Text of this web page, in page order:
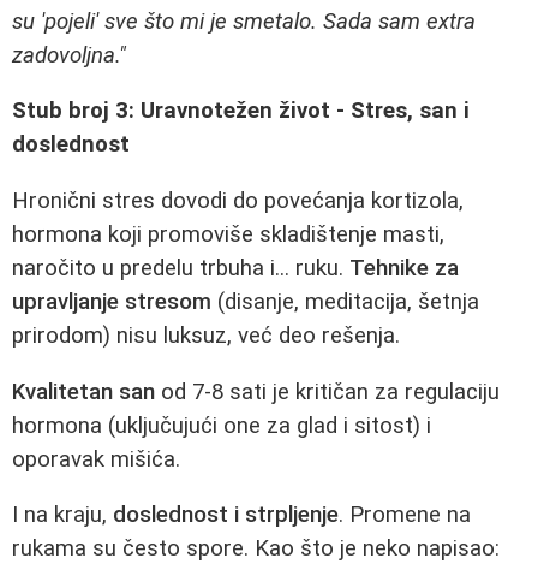
su 'pojeli' sve što mi je smetalo. Sada sam extra
zadovoljna."
Stub broj 3: Uravnotežen život - Stres, san i
doslednost
Hronični stres dovodi do povećanja kortizola,
hormona koji promoviše skladištenje masti,
naročito u predelu trbuha i... ruku. Tehnike za
upravljanje stresom (disanje, meditacija, šetnja
prirodom) nisu luksuz, već deo rešenja.
Kvalitetan san od 7-8 sati je kritičan za regulaciju
hormona (uključujući one za glad i sitost) i
oporavak mišića.
I na kraju, doslednost i strpljenje. Promene na
rukama su često spore. Kao što je neko napisao: